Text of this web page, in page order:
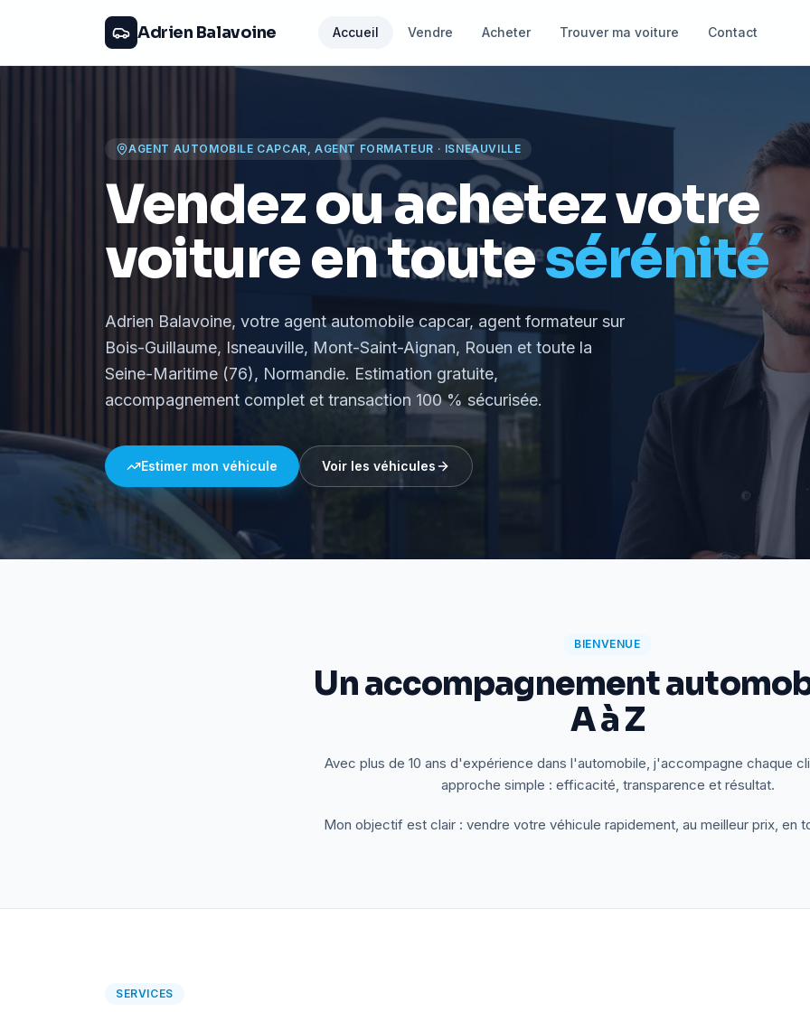
Adrien Balavoine Accueil Vendre Acheter Trouver ma voiture Contact
AGENT AUTOMOBILE CAPCAR, AGENT FORMATEUR · ISNEAUVILLE
Vendez ou achetez votre
voiture en toutesérénité
Adrien Balavoine, votre agent automobile capcar, agent formateur sur
Bois-Guillaume, Isneauville, Mont-Saint-Aignan, Rouen et toute la
Seine-Maritime (76), Normandie. Estimation gratuite,
accompagnement complet et transaction 100 % sécurisée.
Estimer mon véhicule Voir les véhicules
BIENVENUE
Un accompagnement
A à Z
Avec plus de 10 ans d'expérience dans l'automobile, j'accompagne chaque
approche simple : efficacité, transparence et résultat.
Mon objectif est clair : vendre votre véhicule rapidement, au meilleur prix, en
SERVICES